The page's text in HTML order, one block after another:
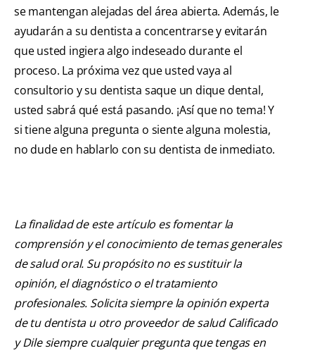
se mantengan alejadas del área abierta. Además, le
ayudarán a su dentista a concentrarse y evitarán
que usted ingiera algo indeseado durante el
proceso. La próxima vez que usted vaya al
consultorio y su dentista saque un dique dental,
usted sabrá qué está pasando. ¡Así que no tema! Y
si tiene alguna pregunta o siente alguna molestia,
no dude en hablarlo con su dentista de inmediato.
La finalidad de este artículo es fomentar la
comprensión y el conocimiento de temas generales
de salud oral. Su propósito no es sustituir la
opinión, el diagnóstico o el tratamiento
profesionales. Solicita siempre la opinión experta
de tu dentista u otro proveedor de salud Calificado
y Dile siempre cualquier pregunta que tengas en